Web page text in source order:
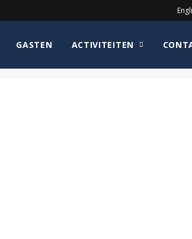
GASTEN ACTIVITEITEN
Home Grondplan